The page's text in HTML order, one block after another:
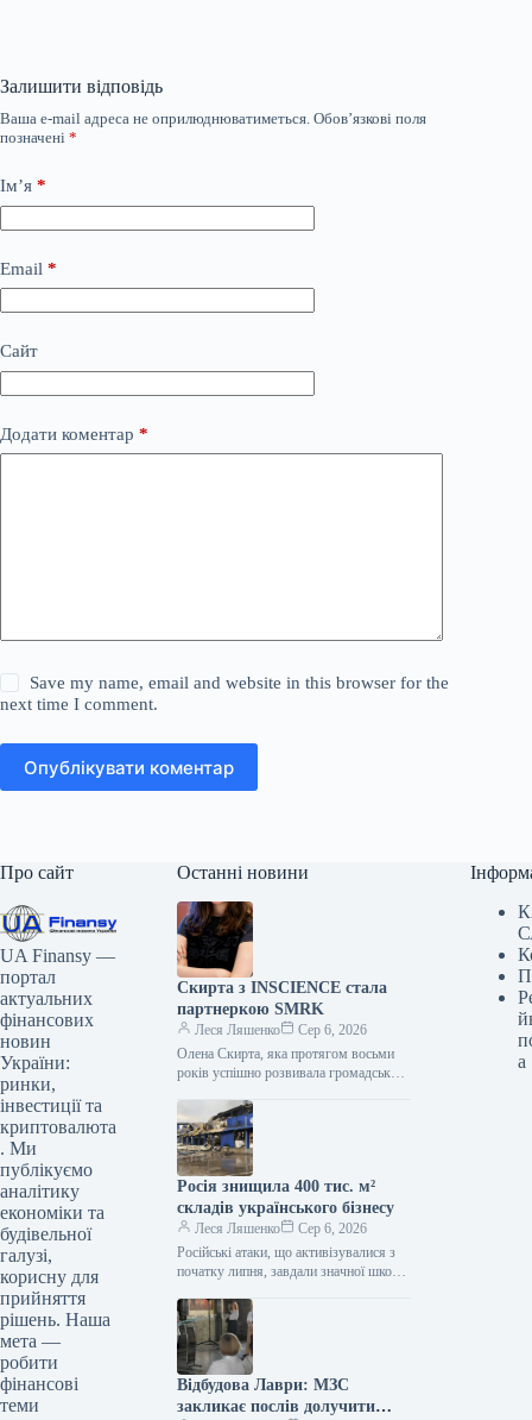
Залишити відповідь
Ваша e-mail адреса не оприлюднюватиметься. Обов’язкові поля
позначені *
Ім’я *
Email *
Сайт
Додати коментар *
Save my name, email and website in this browser for the
next time I comment.
Опублікувати коментар
Про сайт
UA Finansy —
портал
актуальних
фінансових
новин
України:
ринки,
інвестиції та
криптовалюта
. Ми
публікуємо
аналітику
економіки та
будівельної
галузі,
корисну для
прийняття
рішень. Наша
мета —
робити
фінансові
теми
Останні новини
Скирта з INSCIENCE стала
партнеркою SMRK
Леся Ляшенко
Сер 6, 2026
Олена Скирта, яка протягом восьми
років успішно розвивала громадську
займається популяризацією науки,
приєдналася до команди венчурного
фонду
Росія знищила 400 тис. м²
складів українського бізнесу
Леся Ляшенко
Сер 6, 2026
Російські атаки, що активізувалися з
початку липня, завдали значної шкоди
400 000 квадратних метрів складських
та…
Відбудова Лаври: МЗС
закликає послів долучити
а